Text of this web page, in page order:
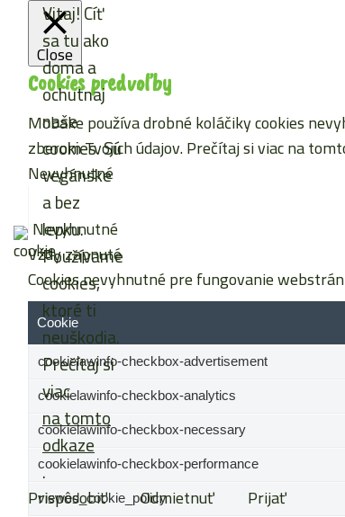
Vitaj! Cíť
sa tu ako
doma a
ochutnaj
naše
cookies. Sú
vegánske
a bez
lepku.
Používame
cookies,
ktoré ti
neuškodia.
Prečítaj si
viac
na tomto
odkaze
.
Prispôsobiť Odmietnuť Prijať
Close
Cookies predvoľby
Mobake používa drobné koláčiky cookies
zberom Tvojich údajov. Prečítaj si viacna
Nevyhnutné
Nevyhnutné
Vždy zapnuté
Cookies nevyhnutné pre fungovanie
Cookie
cookielawinfo-checkbox-advertisement
cookielawinfo-checkbox-analytics
cookielawinfo-checkbox-necessary
cookielawinfo-checkbox-performance
viewed_cookie_policy